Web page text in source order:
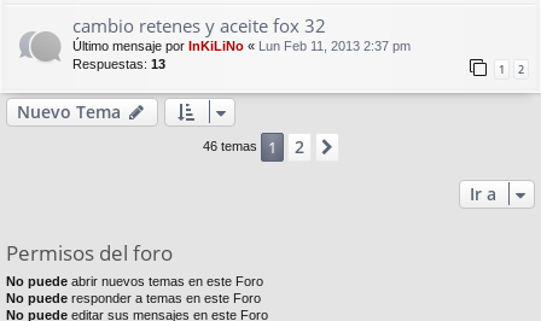
cambio retenes y aceite fox 32
Último mensaje por InKiLiNo «
Lun Feb 11, 2013 2:37 pm
Respuestas: 13 1 2
Nuevo Tema
46 temas 1 2
Ir a
Permisos del foro
No puede abrir nuevos temas en este Foro
No puede responder a temas en este Foro
No puede editar sus mensajes en este Foro